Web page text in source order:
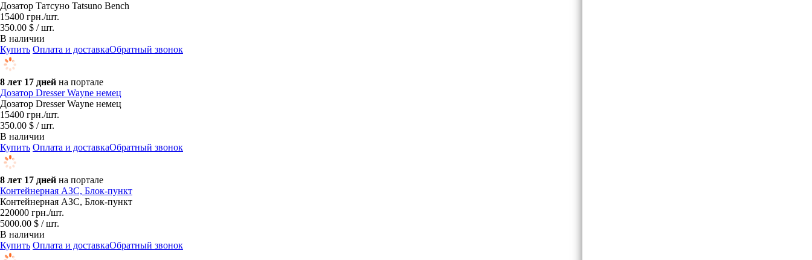
Дозатор Татсуно Tatsuno Bench
15400 грн./шт.
350.00 $ / шт.
В наличии
Купить Оплата и доставкаОбратный звонок
8 лет 17 дней на портале
Дозатор Dresser Wayne немец
Дозатор Dresser Wayne немец
15400 грн./шт.
350.00 $ / шт.
В наличии
Купить Оплата и доставкаОбратный звонок
8 лет 17 дней на портале
Контейнерная АЗС, Блок-пункт
Контейнерная АЗС, Блок-пункт
220000 грн./шт.
5000.00 $ / шт.
В наличии
Купить Оплата и доставкаОбратный звонок